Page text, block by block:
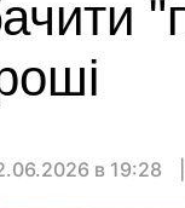
в 19:28